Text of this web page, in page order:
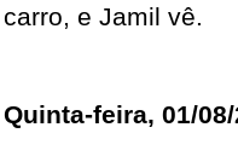
carro, e Jamil vê.
Quinta-feira, 01/